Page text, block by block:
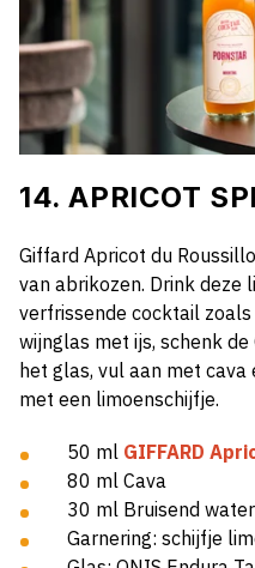
14. APRICOT
Giffard Apricot du
van abrikozen. Drink deze
verfrissende cocktail
wijnglas met ijs, schenk
het glas, vul aan met cava
met een limoenschijfje.
50 ml GIFFARD
80 ml Cava
30 ml Bruisend water
Garnering: schijfje